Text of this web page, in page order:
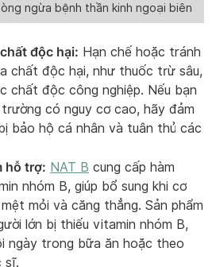
ngừa bệnh thần kinh ngoại biên
độc hại: Hạn chế hoặc tránh
chất độc hại, như thuốc trừ sâu,
chất độc công nghiệp. Nếu bạn
có nguy cơ cao, hãy đảm
bảo hộ cá nhân và tuân thủ các
hỗ trợ: NAT B cung cấp hàm
nhóm B, giúp bổ sung khi cơ
mỏi và căng thẳng. Sản phẩm
lớn bị thiếu vitamin nhóm B,
ngày trong bữa ăn hoặc theo
sĩ.